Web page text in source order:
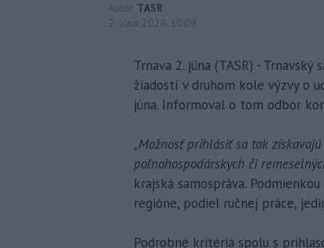
Autor TASR
2. júna 2026 10:09
Trnava 2. júna (TASR) -
žiadostí v druhom kole výzvy o
júna. Informoval o tom odbor
„Možnosť prihlásiť sa tak
poľnohospodárskych či
krajská samospráva.
regióne, podiel ručnej práce,
Podrobné kritériá spolu s